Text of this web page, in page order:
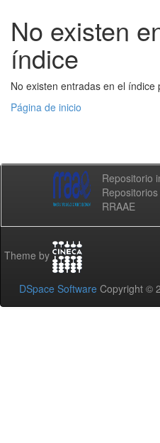
No existen
índice
No existen entradas en el índice
Página de inicio
Repositorio
RRAAE
Theme by
DSpace Software Copyright ©